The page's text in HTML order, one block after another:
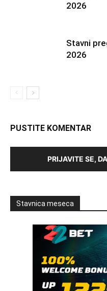
2026
Stavni
2026
PUSTITE KOMENTAR
PRIJAVITE SE,
Stavnica meseca